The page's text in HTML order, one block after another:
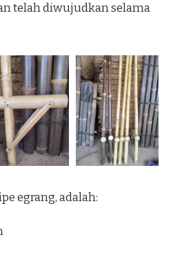
telah diwujudkan selama
egrang, adalah: